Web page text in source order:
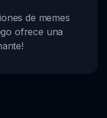
de memes
ofrece una